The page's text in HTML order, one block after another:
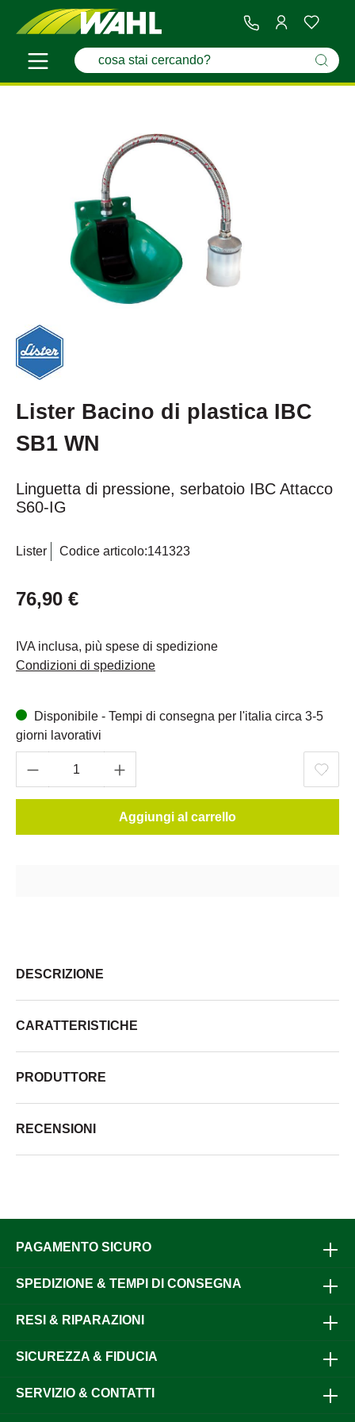
Lister Bacino di plastica IBC
SB1 WN
Linguetta di pressione, serbatoio IBC Attacco
S60-IG
Lister Codice articolo:141323
76,90 €
IVA inclusa, più spese di spedizione
Condizioni di spedizione
Disponibile - Tempi di consegna per l'italia circa 3-5
giorni lavorativi
Aggiungi al carrello
DESCRIZIONE
CARATTERISTICHE
PRODUTTORE
RECENSIONI
PAGAMENTO SICURO
SPEDIZIONE & TEMPI DI CONSEGNA
RESI & RIPARAZIONI
SICUREZZA & FIDUCIA
SERVIZIO & CONTATTI